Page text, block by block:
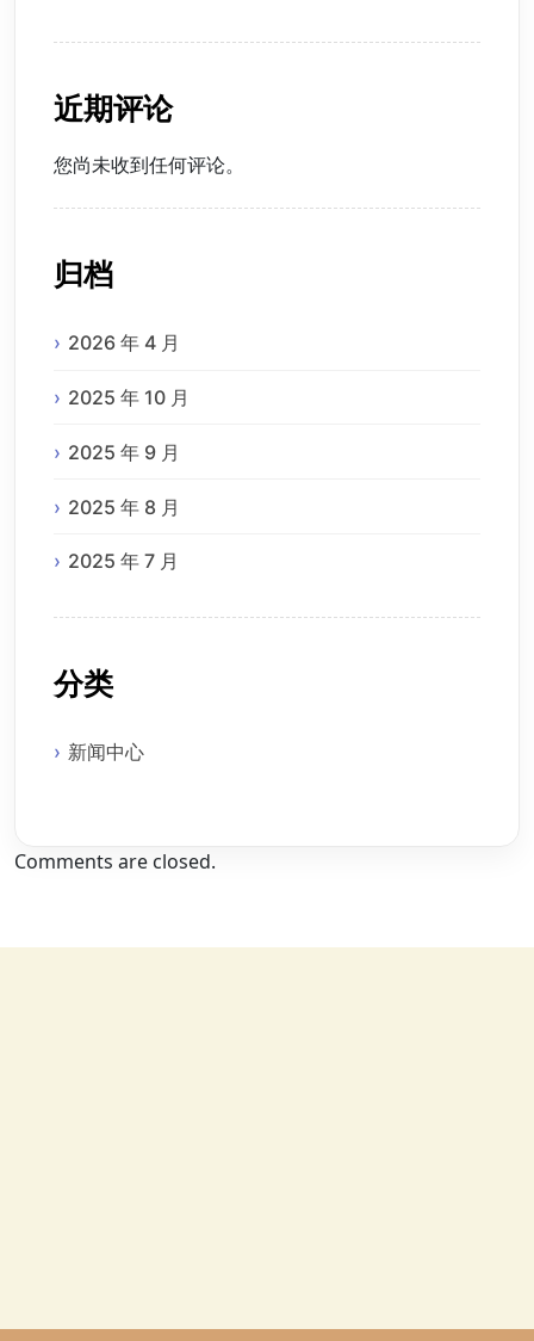
近期评论
您尚未收到任何评论。
归档
2026 年 4 月
2025 年 10 月
2025 年 9 月
2025 年 8 月
2025 年 7 月
分类
新闻中心
Comments are closed.